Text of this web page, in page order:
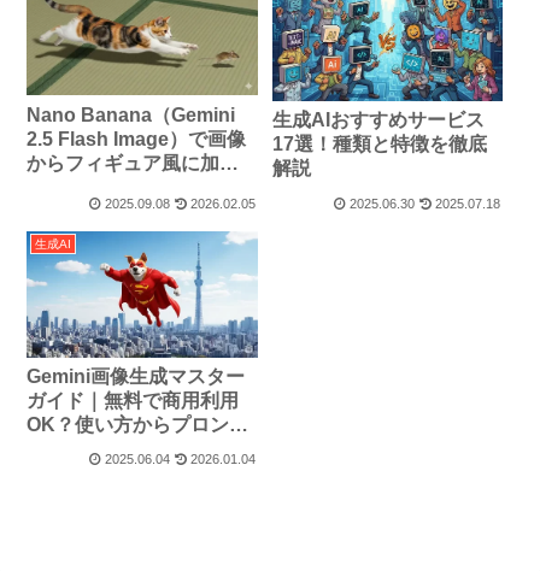
Nano Banana（Gemini
2.5 Flash Image）で画像
からフィギュア風に加工
2025.09.08 2026.02.05
生成AIおすすめサービス
17選！種類と特徴を徹底
解説
2025.06.30 2025.07.18
生成AI
Gemini画像生成マスター
ガイド｜無料で商用利用
OK？使い方からプロンプ
ト例まで徹底解説
2025.06.04 2026.01.04